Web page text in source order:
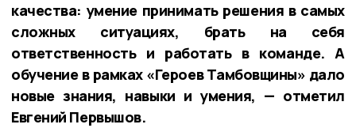
качества: умение принимать решения в самых
сложных ситуациях, брать на себя
ответственность и работать в команде. А
обучение в рамках «Героев Тамбовщины» дало
новые знания, навыки и умения, — отметил
Евгений Первышов.